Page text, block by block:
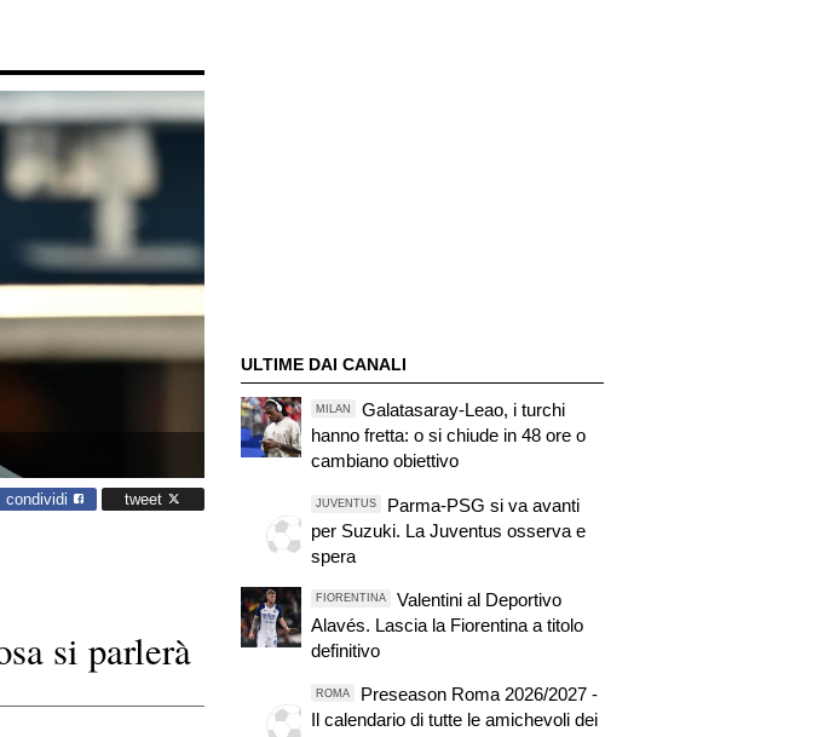
condividi tweet
si parlerà
ULTIME DAI CANALI
MILAN
Galatasaray-Leao, i turchi
hanno fretta: o si chiude in 48 ore o
cambiano obiettivo
JUVENTUS
Parma-PSG si va avanti
per Suzuki. La Juventus osserva e
spera
FIORENTINA
Valentini al Deportivo
Alavés. Lascia la Fiorentina a titolo
definitivo
ROMA
Preseason Roma 2026/2027 -
Il calendario di tutte le amichevoli dei